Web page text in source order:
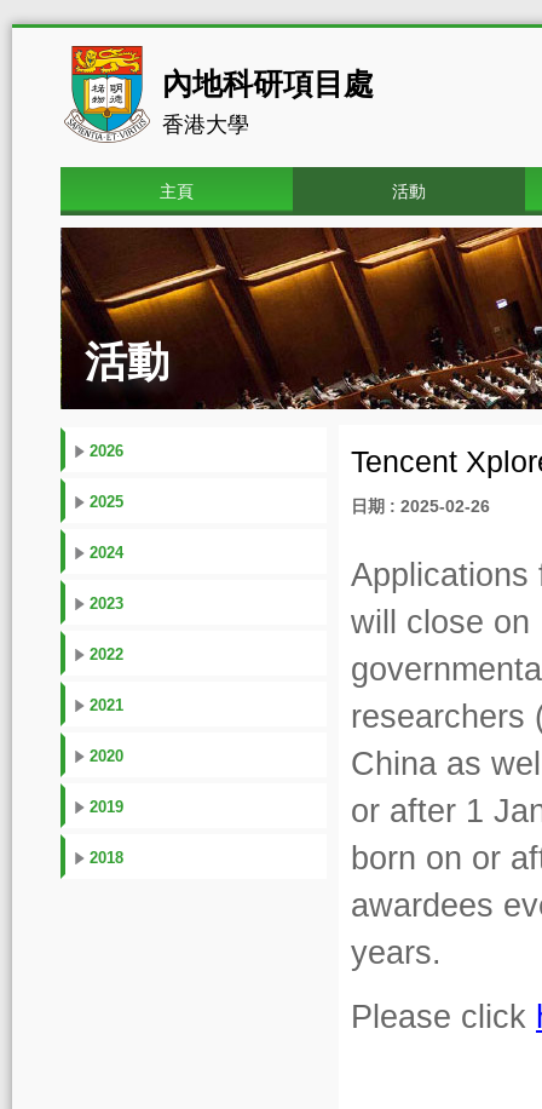
內地科研項目處
香港大學
主頁 活動
活動
2026
2025
2024
2023
2022
2021
2020
2019
2018
Tencent
日期 : 2025-02-26
Applications
will close on
researchers
China as
or after 1
born on or
awardees
years.
Please click